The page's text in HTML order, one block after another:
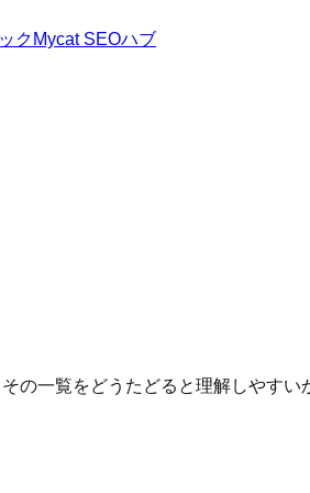
ク Mycat SEOハブ
の一覧をどうたどると理解しやすい